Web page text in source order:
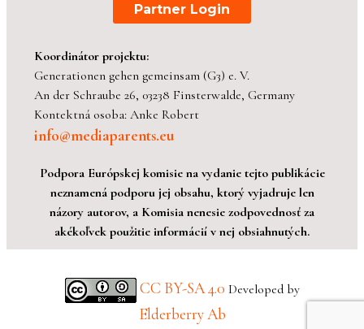
Partner Login
Koordinátor projektu:
Generationen gehen gemeinsam (G3) e. V.
An der Schraube 26, 03238 Finsterwalde, Germany
Kontektná osoba: Anke Robert
info@mediaparents.eu
Podpora Európskej komisie na vydanie tejto publikácie
neznamená podporu jej obsahu, ktorý vyjadruje len
názory autorov, a Komisia nenesie zodpovednosť za
akékoľvek použitie informácií v nej obsiahnutých.
CC BY-SA 4.0 Developed by
Elderberry Ab